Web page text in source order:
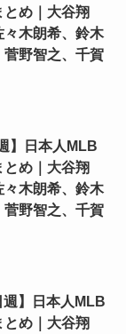
め｜大谷翔
木朗希、鈴木
野智之、千賀
】日本人MLB
め｜大谷翔
木朗希、鈴木
野智之、千賀
週】日本人MLB
め｜大谷翔